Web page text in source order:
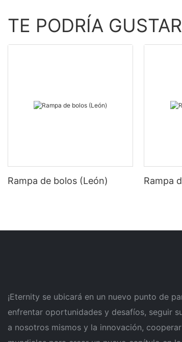
TE PODRÍA GUSTAR
Rampa de bolos (León) Rampa
¡Eternity se ubicará en un nuevo punto de
enfrentar oportunidades y desafíos, seguir
a nosotros mismos y la innovación,